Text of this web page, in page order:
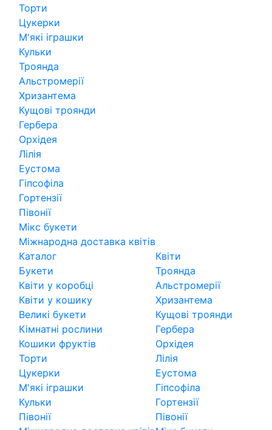
Торти
Цукерки
М'які іграшки
Кульки
Троянда
Альстромерії
Хризантема
Кущові троянди
Гербера
Орхідея
Лілія
Еустома
Гіпсофіла
Гортензії
Півонії
Мікс букети
Міжнародна доставка квітів
Каталог
Букети
Квіти у коробці
Квіти у кошику
Великі букети
Кімнатні рослини
Кошики фруктів
Торти
Цукерки
М'які іграшки
Кульки
Півонії
Квіти
Троянда
Альстромерії
Хризантема
Кущові троянди
Гербера
Орхідея
Лілія
Еустома
Гіпсофіла
Гортензії
Півонії